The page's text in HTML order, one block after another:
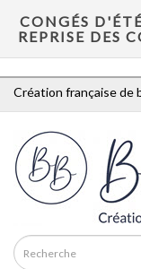
CONGÉS
REPRISE DES
Création française de